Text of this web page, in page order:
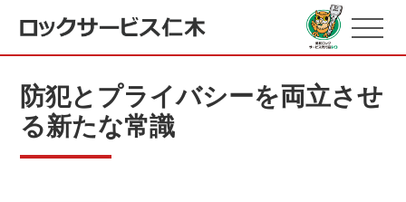
防犯とプライバシーを両立させ
る新たな常識